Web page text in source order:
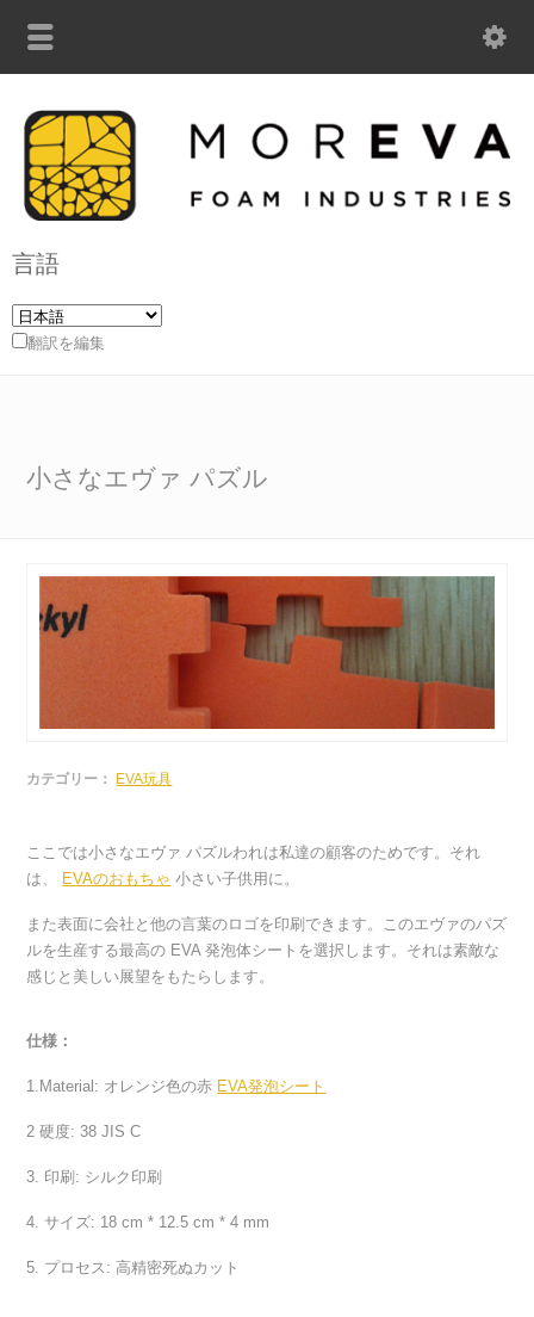
言語
翻訳を編集
小さなエヴァ パズル
カテゴリー： EVA玩具
ここでは小さなエヴァ パズルわれは私達の顧客のためです。それ
は、 EVAのおもちゃ 小さい子供用に。
また表面に会社と他の言葉のロゴを印刷できます。このエヴァのパズ
ルを生産する最高の EVA 発泡体シートを選択します。それは素敵な
感じと美しい展望をもたらします。
仕様：
1.Material: オレンジ色の赤 EVA発泡シート
2 硬度: 38 JIS C
3. 印刷: シルク印刷
4. サイズ: 18 cm * 12.5 cm * 4 mm
5. プロセス: 高精密死ぬカット